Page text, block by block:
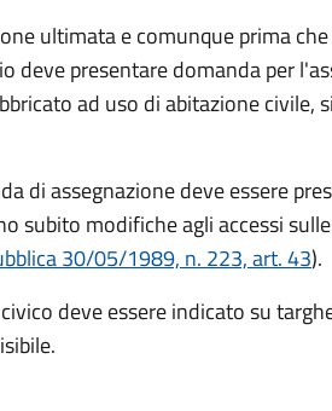
ultimata e comunque prima
deve presentare domanda per
ad uso di abitazione civile,
di assegnazione deve essere
subito modifiche agli accessi
30/05/1989, n. 223, art. 43).
deve essere indicato su